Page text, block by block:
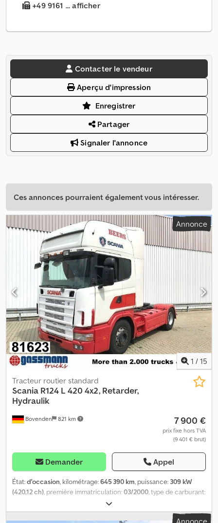
+49 9161 ... afficher
Contacter le vendeur
Aperçu d'impression
Enregistrer
Partager
Signaler l'annonce
Ces annonces pourraient également vous intéresser.
Annonce
1 / 15
Bovenden 821 km
Tracteur routier standard
Scania R124 L 420 4x2, Retarder,
Hydraulik
7 900 €
prix fixe hors TVA
(9 401 € brut)
Demander Appel
État:d'occasion, kilométrage:645 390 km, puissance: 309 kW
(420,12 ch) , première immatriculation:03/2000 , type de carburant:
, poids maximal de charge:
poids total:18 000 kg, dimension des pneus:315/80R22.5,
Annonce